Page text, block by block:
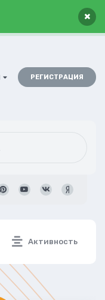
×
РЕГИСТРАЦИЯ
Активность